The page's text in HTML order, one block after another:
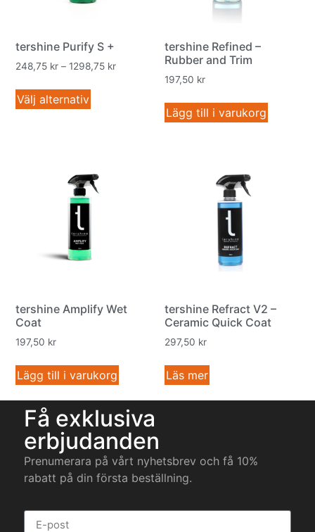
tershine Purify S +
248,75 kr – 1298,75 kr
Välj alternativ
tershine Refined –
Rubber and Trim
197,50 kr
Lägg till i varukorg
tershine Amplify Wet
Coat
197,50 kr
Lägg till i varukorg
tershine Refract V2 –
Ceramic Quick Coat
297,50 kr
Läs mer
Få exklusiva
erbjudanden
Prenumerara på vårt nyhetsbrev och få 10%
rabatt på din första beställning.